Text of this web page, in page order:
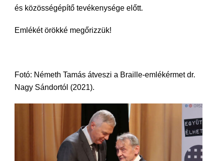
és közösségépítő tevékenysége előtt.
Emlékét örökké megőrizzük!
Fotó: Németh Tamás átveszi a Braille-emlékérmet dr.
Nagy Sándortól (2021).